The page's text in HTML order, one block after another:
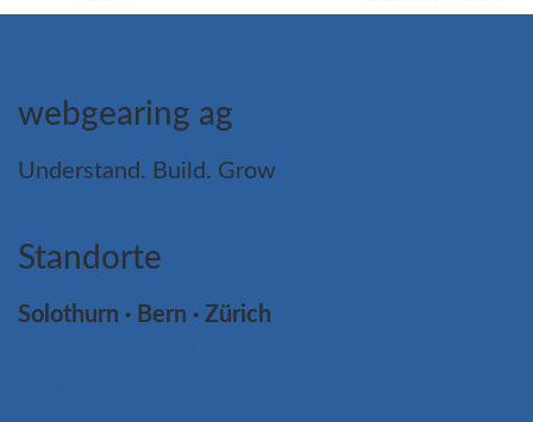
webgearing ag
Understand. Build. Grow
Standorte
Solothurn · Bern · Zürich